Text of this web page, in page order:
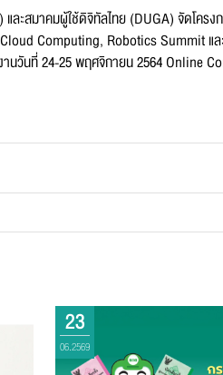
และสมาคมผู้ใช้ดิจิทัลไทย (DUGA) จัดโ
Computing, Robotics Summit แ
นวันที่ 24-25 พฤศจิกายน 2564 Online
23
06.2569
ล้างข้อมูล